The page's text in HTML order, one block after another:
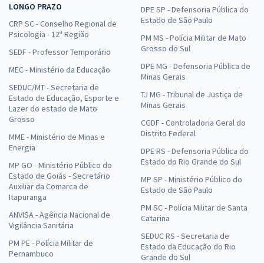
LONGO PRAZO
CRP SC - Conselho Regional de
Psicologia - 12ª Região
SEDF - Professor Temporário
MEC - Ministério da Educação
SEDUC/MT - Secretaria de
Estado de Educação, Esporte e
Lazer do estado de Mato
Grosso
MME - Ministério de Minas e
Energia
MP GO - Ministério Público do
Estado de Goiás - Secretário
Auxiliar da Comarca de
Itapuranga
ANVISA - Agência Nacional de
Vigilância Sanitária
PM PE - Polícia Militar de
Pernambuco
DPE SP - Defensoria Pública do
Estado de São Paulo
PM MS - Polícia Militar de Mato
Grosso do Sul
DPE MG - Defensoria Pública de
Minas Gerais
TJ MG - Tribunal de Justiça de
Minas Gerais
CGDF - Controladoria Geral do
Distrito Federal
DPE RS - Defensoria Pública do
Estado do Rio Grande do Sul
MP SP - Ministério Público do
Estado de São Paulo
PM SC - Polícia Militar de Santa
Catarina
SEDUC RS - Secretaria de
Estado da Educação do Rio
Grande do Sul